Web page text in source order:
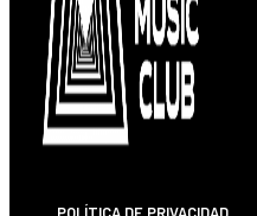
POLÍTICA DE PRIVACIDAD